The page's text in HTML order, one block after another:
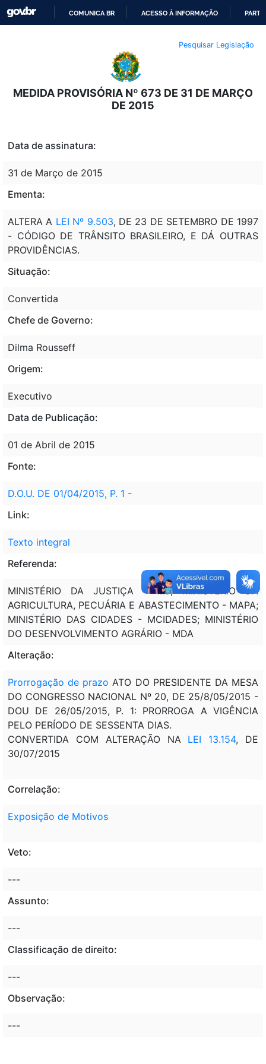
O
CONTEÚDO
COMUNICA BR ACESSO À INFORMAÇÃO
Pesquisar Legislação
MEDIDA PROVISÓRIA Nº 673 DE 31 DE MARÇO
DE 2015
Data de assinatura:
31 de Março de 2015
Ementa:
ALTERA A LEI Nº 9.503, DE 23 DE SETEMBRO DE 1997
- CÓDIGO DE TRÂNSITO BRASILEIRO, E DÁ OUTRAS
PROVIDÊNCIAS.
Situação:
Convertida
Chefe de Governo:
Dilma Rousseff
Origem:
Executivo
Data de Publicação:
01 de Abril de 2015
Fonte:
D.O.U. DE 01/04/2015, P. 1 -
Link:
Texto integral
Referenda:
MINISTÉRIO DA JUSTIÇA - MJ; MINISTÉRIO DA
AGRICULTURA, PECUÁRIA E ABASTECIMENTO - MAPA;
MINISTÉRIO DAS CIDADES - MCIDADES; MINISTÉRIO
DO DESENVOLVIMENTO AGRÁRIO - MDA
Alteração:
Prorrogação de prazo ATO DO PRESIDENTE DA MESA
DO CONGRESSO NACIONAL Nº 20, DE 25/8/05/2015 -
DOU DE 26/05/2015, P. 1: PRORROGA A VIGÊNCIA
PELO PERÍODO DE SESSENTA DIAS.
CONVERTIDA COM ALTERAÇÃO NA LEI 13.154, DE
30/07/2015
Correlação:
Exposição de Motivos
Veto:
---
Assunto:
---
Classificação de direito:
---
Observação:
---